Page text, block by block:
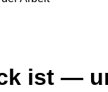
ist —